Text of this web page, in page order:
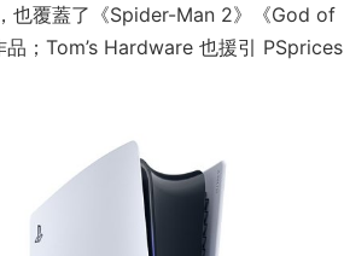
也覆蓋了《Spider-Man 2》《God of
；Tom’s Hardware 也援引 PSprices